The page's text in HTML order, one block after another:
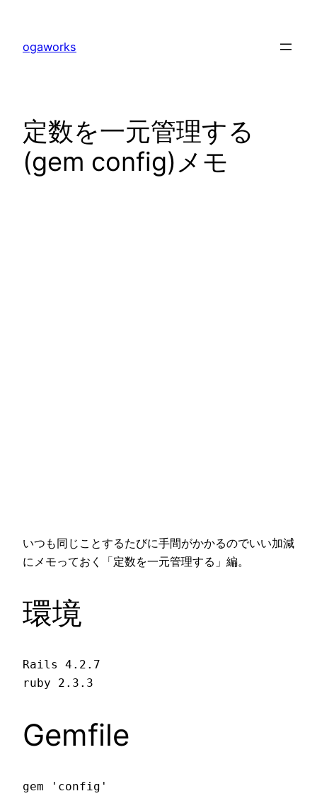
ogaworks
定数を一元管理する
(gem config)メモ
いつも同じことするたびに手間がかかるのでいい加減
にメモっておく「定数を一元管理する」編。
環境
Rails 4.2.7
ruby 2.3.3
Gemfile
gem 'config'